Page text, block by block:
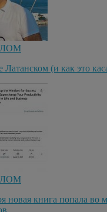
(и как это
новая книга попала во